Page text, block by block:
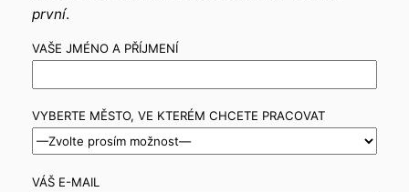
první.
VAŠE JMÉNO A PŘÍJMENÍ
VYBERTE MĚSTO, VE KTERÉM CHCETE PRACOVAT
VÁŠ E-MAIL